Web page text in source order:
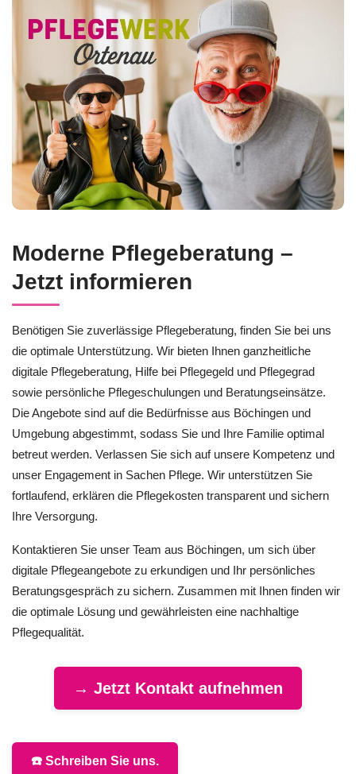
Moderne Pflegeberatung –
Jetzt informieren
Benötigen Sie zuverlässige Pflegeberatung, finden Sie bei uns
die optimale Unterstützung. Wir bieten Ihnen ganzheitliche
digitale Pflegeberatung, Hilfe bei Pflegegeld und Pflegegrad
sowie persönliche Pflegeschulungen und Beratungseinsätze.
Die Angebote sind auf die Bedürfnisse aus Böchingen und
Umgebung abgestimmt, sodass Sie und Ihre Familie optimal
betreut werden. Verlassen Sie sich auf unsere Kompetenz und
unser Engagement in Sachen Pflege. Wir unterstützen Sie
fortlaufend, erklären die Pflegekosten transparent und sichern
Ihre Versorgung.
Kontaktieren Sie unser Team aus Böchingen, um sich über
digitale Pflegeangebote zu erkundigen und Ihr persönliches
Beratungsgespräch zu sichern. Zusammen mit Ihnen finden wir
die optimale Lösung und gewährleisten eine nachhaltige
Pflegequalität.
→ Jetzt Kontakt aufnehmen
☎️ Schreiben Sie uns.